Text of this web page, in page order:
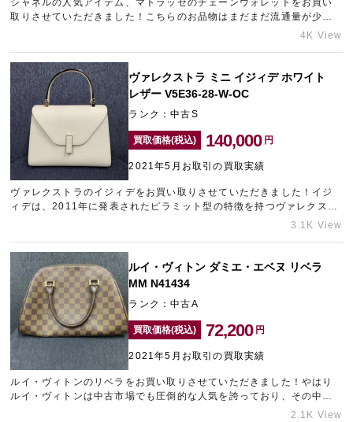
シャネルの人気アイテム、マトラッセのチェーンウォレットをお買い
取りさせていただきました！こちらのお品物はまだまだ流通量が少な
く、さらに今回は完全新品のコンディションでお送りいただくことが
金額でお買い取りさせていただくことができます。傷や汚れがついて
いるお品物やかなり年数が経っているお品物でもかまいません！「売
却は難しいだろう」とお家にしまい込んであるお品物はございません
か？とりあえずの査定でも大歓迎ですので、売却を考えられましたら
一度ご相談ください！まずはお気軽に電話やLINEでお問い合わせくだ
さいませ。お待ちしております！
4K View
ヴァレクストラ ミニ イジィデ ホワイト
レザー V5E36-28-W-OC
ランク：中古S
買取価格(税込) 140,000 円
2021年5月お取引の買取実績
ヴァレクストラのイジィデをお買い取りさせていただきました！イジ
ィデは、2011年に発表されたピラミット型の特徴を持つヴァレクスト
ラの中でも代表的なシリーズです。今回は、かなり良好なコンディシ
3.1K View
ルイ・ヴィトン ダミエ・エベヌ リベラ
MM N41434
ランク：中古A
買取価格(税込) 72,200 円
2021年5月お取引の買取実績
ルイ・ヴィトンのリベラをお買い取りさせていただきました！やはり
ルイ・ヴィトンは中古市場でも圧倒的な人気を誇っており、その中で
も特にダミエやモノグラムのアイテムは常にお求めの方がいらっしゃ
2.1K View